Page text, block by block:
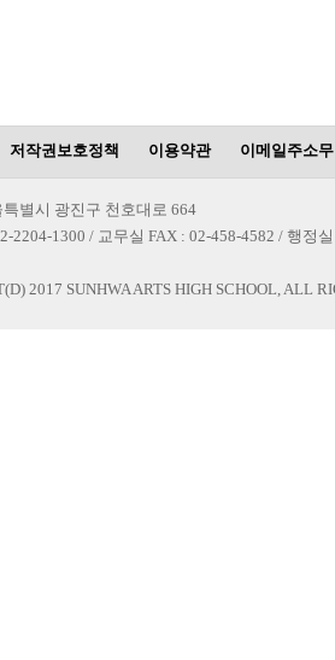
저작권보호정책 이용약관 이메일주소
특별시 광진구 천호대로 664
2204-1300 / 교무실 FAX : 02-458-4582 / 행정
2017 SUNHWA ARTS HIGH SCHOOL, ALL